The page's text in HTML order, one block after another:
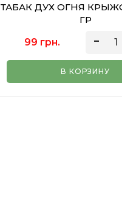
ТАБАК ДУХ ОГНЯ
ГР
99 грн.
В КОРЗИНУ